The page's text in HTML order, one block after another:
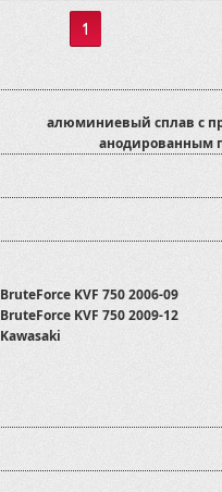
1
алюминиевый сплав с
анодированным
BruteForce KVF 750 2006-09
BruteForce KVF 750 2009-12
Kawasaki